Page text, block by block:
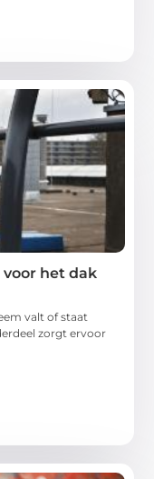
het dak
valt of staat
zorgt ervoor